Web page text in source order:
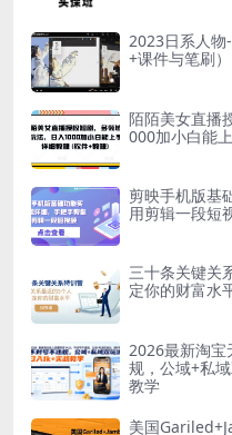
2023日系人
+课件与笔刷）
陌陌美女直播
000加小白能
剪映手机版基
用剪辑一段短
三十条关键关
定你的财富水
2026最新淘宝
规，公域+私
教学
美国